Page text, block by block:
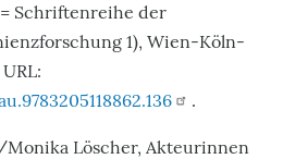
Schriftenreihe der
1), Wien-Köln-
.
Monika Löscher, Akteurinnen